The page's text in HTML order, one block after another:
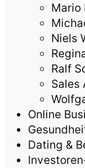
Mario
Niels
Ralf
Sales
Online
Dating &